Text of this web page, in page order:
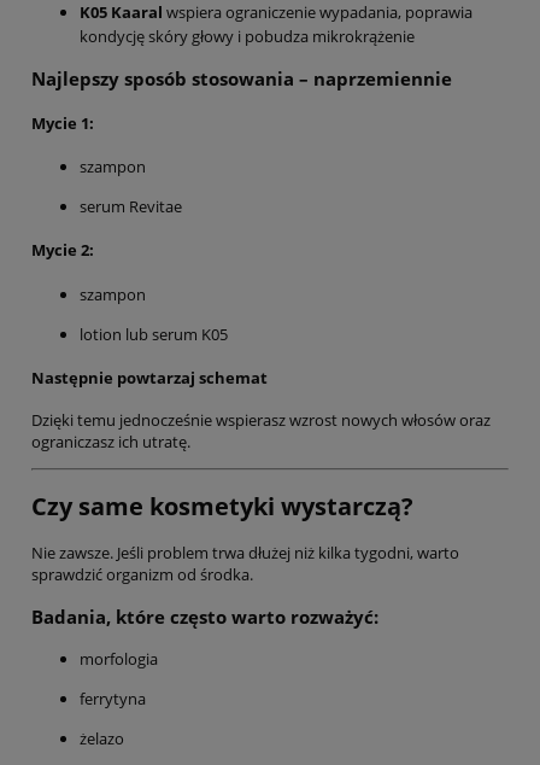
K05 Kaaral wspiera ograniczenie wypadania, poprawia
kondycję skóry głowy i pobudza mikrokrążenie
Najlepszy sposób stosowania – naprzemiennie
Mycie 1:
szampon
serum Revitae
Mycie 2:
szampon
lotion lub serum K05
Następnie powtarzaj schemat
Dzięki temu jednocześnie wspierasz wzrost nowych włosów oraz
ograniczasz ich utratę.
Czy same kosmetyki wystarczą?
Nie zawsze. Jeśli problem trwa dłużej niż kilka tygodni, warto
sprawdzić organizm od środka.
Badania, które często warto rozważyć:
morfologia
ferrytyna
żelazo